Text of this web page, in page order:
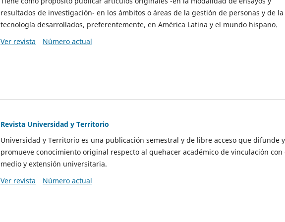
resultados de investigación- en los ámbitos o áreas de la gestión de personas y de la
tecnología desarrollados, preferentemente, en América Latina y el mundo hispano.
Ver revista
Número actual
Revista Universidad y Territorio
Universidad y Territorio es una publicación semestral y de libre acceso que difunde y
promueve conocimiento original respecto al quehacer académico de vinculación con
medio y extensión universitaria.
Ver revista
Número actual